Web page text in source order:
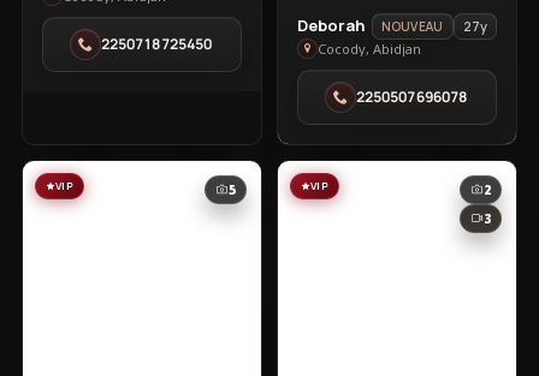
in
Cocody2250718725450
View
Deborah
in
Cocody
Deborah NOUVEAU
27y
Cocody, Abidjan
2250507696078
VIP 5 VIP
2
3